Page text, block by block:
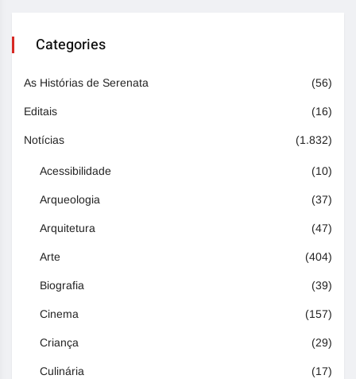
Categories
As Histórias de Serenata (56)
Editais (16)
Notícias (1.832)
Acessibilidade (10)
Arqueologia (37)
Arquitetura (47)
Arte (404)
Biografia (39)
Cinema (157)
Criança (29)
Culinária (17)